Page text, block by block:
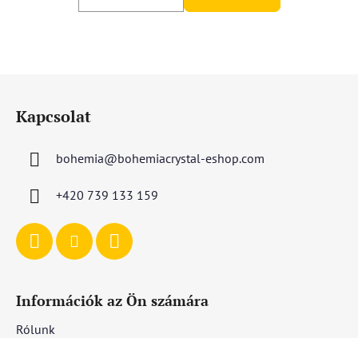
Kapcsolat
bohemia@bohemiacrystal-eshop.com
+420 739 133 159
Információk az Ön számára
Rólunk